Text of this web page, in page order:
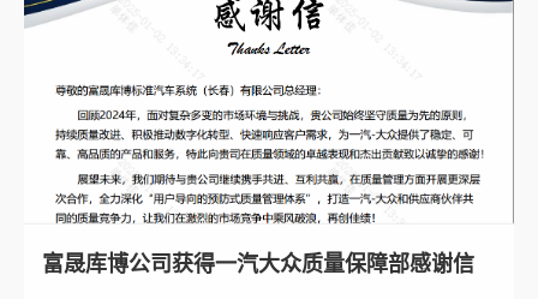
富晟库博公司获得一汽大众质量保障部感谢信